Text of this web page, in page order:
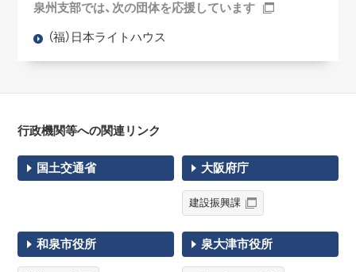
泉州支部では、次の団体を応援しています
（福）日本ライトハウス
行政機関等への関連リンク
国土交通省 大阪府庁
建設振興課
和泉市役所 泉大津市役所